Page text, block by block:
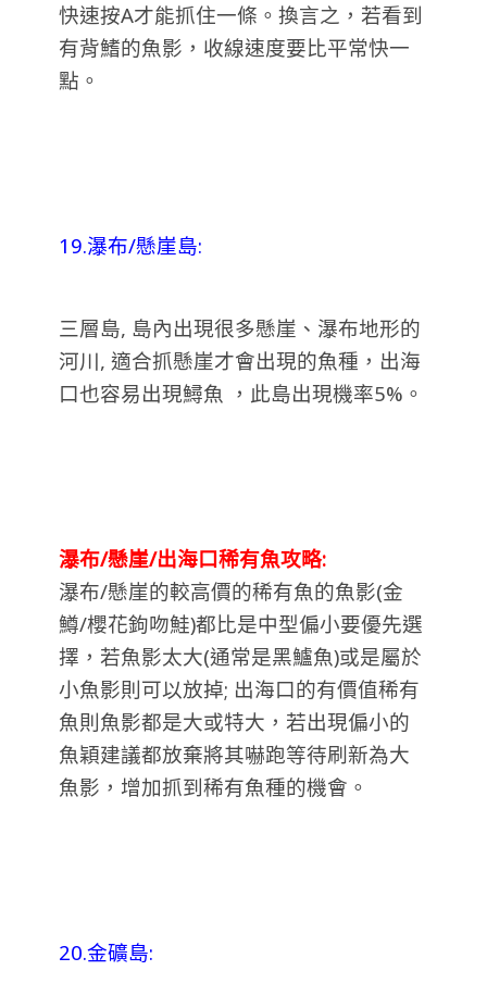
快速按A才能抓住一條。換言之，若看到
有背鰭的魚影，收線速度要比平常快一
點。
19.瀑布/懸崖島:
三層島, 島內出現很多懸崖、瀑布地形的
河川, 適合抓懸崖才會出現的魚種，出海
口也容易出現鱘魚 ，此島出現機率5%。
瀑布/懸崖/出海口稀有魚攻略:
瀑布/懸崖的較高價的稀有魚的魚影(金
鱒/櫻花鉤吻鮭)都比是中型偏小要優先選
擇，若魚影太大(通常是黑鱸魚)或是屬於
小魚影則可以放掉; 出海口的有價值稀有
魚則魚影都是大或特大，若出現偏小的
魚穎建議都放棄將其嚇跑等待刷新為大
魚影，增加抓到稀有魚種的機會。
20.金礦島: